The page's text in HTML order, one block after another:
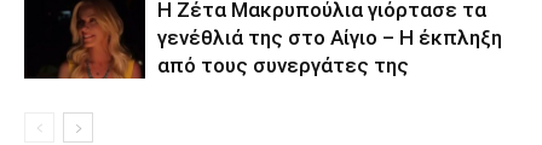
Η Ζέτα Μακρυπούλια γιόρτασε τα
γενέθλιά της στο Αίγιο – Η έκπληξη
από τους συνεργάτες της